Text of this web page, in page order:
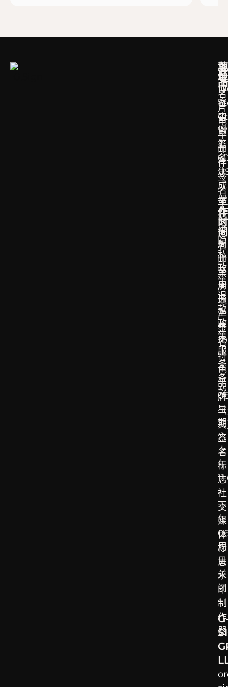
产
品
名
片
电
子
邮
件
签
名
手
写
签
名
邮
票
房
地
产
签
名
特
色
品
牌
签
名
标
志
社
交
媒
体
标
志
水
印
制
作
器
菜
单
博
客
实
例
签
名
生
成
器
评
论
隐
私
政
策
退
款
政
策
服
务
条
款
地
址
IL
工
作
时
间
周
一
至
周
上
午
-
下
午
星
期
六
上
午
-
下
午
周
日
关
闭